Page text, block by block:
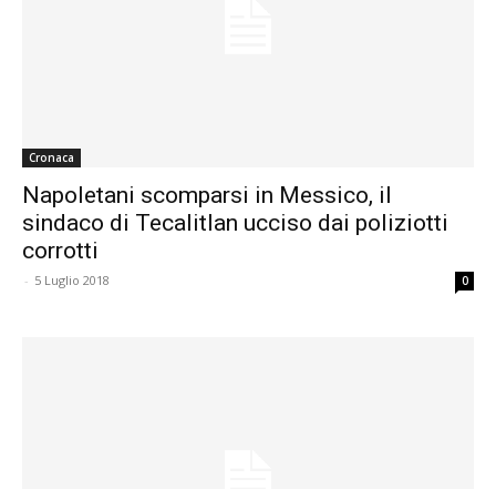
Cronaca
Napoletani scomparsi in Messico, il
sindaco di Tecalitlan ucciso dai poliziotti
corrotti
- 5 Luglio 2018 0